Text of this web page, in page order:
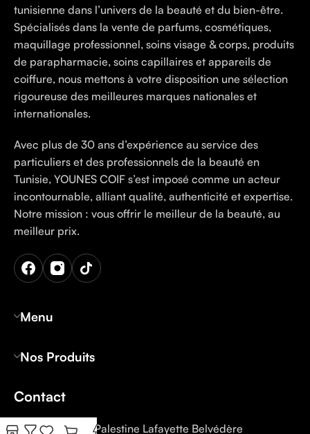
tunisienne dans l’univers de la beauté et du bien-être.
Spécialisés dans la vente de parfums, cosmétiques,
maquillage professionnel, soins visage & corps, produits
de parapharmacie, soins capillaires et appareils de
coiffure, nous mettons à votre disposition une sélection
rigoureuse des meilleures marques nationales et
internationales.
Avec plus de 30 ans d’expérience au service des
particuliers et des professionnels de la beauté en
Tunisie, YOUNES COIF s’est imposé comme un acteur
incontournable, alliant qualité, authenticité et expertise.
Notre mission : vous offrir le meilleur de la beauté, au
meilleur prix.
Menu
Nos Produits
Contact
Tunis: 12 Rue Palestine Lafayette Belvédère